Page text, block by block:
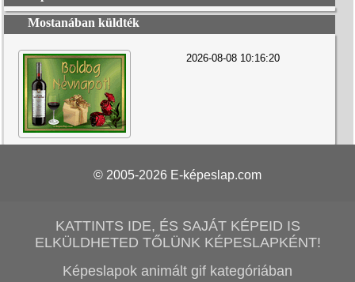
Mostanában küldték
2026-08-08 10:16:20
© 2005-2026 E-képeslap.com
KATTINTS IDE, ÉS SAJÁT KÉPEID IS
ELKÜLDHETED TŐLÜNK KÉPESLAPKÉNT!
Képeslapok animált gif kategóriában